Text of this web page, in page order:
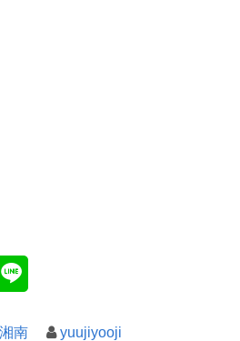
南 yuujiyooji